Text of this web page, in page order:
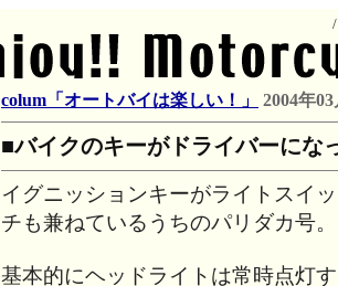
colum「オートバイは楽しい！」 2004年
■バイクのキーがドライバーにな
イグニッションキーがライトスイッ
チも兼ねているうちのパリダカ号。
基本的にヘッドライトは常時点灯す